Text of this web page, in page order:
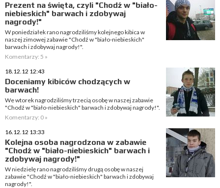
Prezent na święta, czyli "Chodź w "biało-
niebieskich" barwach i zdobywaj
nagrody!"
W poniedziałek rano nagrodziliśmy kolejnego kibica w
naszej zimowej zabawie "Chodź w "biało-niebieskich"
barwach i zdobywaj nagrody!".
Komentarzy: 5 »
18.12.12 12:43
Doceniamy kibiców chodzących w
barwach!
We wtorek nagrodziliśmy trzecią osobę w naszej zabawie
"Chodź w "biało-niebieskich" barwach i zdobywaj nagrody!".
Komentarzy: 0 »
16.12.12 13:33
Kolejna osoba nagrodzona w zabawie
"Chodź w "biało-niebieskich" barwach i
zdobywaj nagrody!"
W niedzielę rano nagrodziliśmy drugą osobę w naszej
zabawie "Chodź w "biało-niebieskich" barwach i zdobywaj
nagrody!".